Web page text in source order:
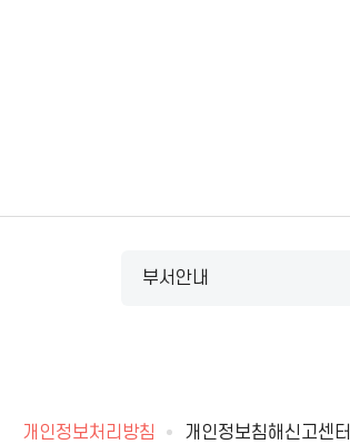
부서안내
개인정보처리방침 개인정보침해신고센터